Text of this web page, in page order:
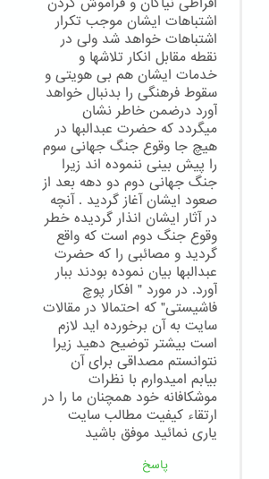
اشتباهات ایشان موجب تکرار
اشتباهات خواهد شد ولی در
نقطه مقابل انکار تلاشها و
خدمات ایشان هم بی هویتی و
سقوط فرهنگی را بدنبال خواهد
آورد درضمن خاطر نشان
میگردد که حضرت عبدالبها در
هیچ جا وقوع جنگ جهانی سوم
را پیش بینی ننموده اند زیرا
جنگ جهانی دوم دو دهه بعد از
صعود ایشان آغاز گردید . آنچه
در آثار ایشان انذار گردیده خطر
وقوع جنگ دوم است که واقع
گردید و مصائبی را که حضرت
عبدالبها بیان نموده بودند ببار
آورد. در مورد " افکار پوچ
فاشیستی" که احتمالا در مقالات
سایت به آن برخورده اید لازم
است بیشتر توضیح دهید زیرا
نتوانستم مصداقی برای آن
بیابم امیدوارم با نظرات
موشکافانه خود همچنان ما را در
ارتقاء کیفیت مطالب سایت
یاری نمائید موفق باشید
پاسخ